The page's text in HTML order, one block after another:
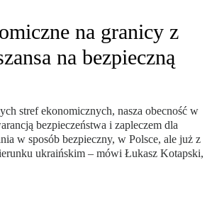
na granicy z
na bezpieczną
stref ekonomicznych, nasza obecność w
bezpieczeństwa i zapleczem dla
w sposób bezpieczny, w Polsce, ale już z
ukraińskim – mówi Łukasz Kotapski,